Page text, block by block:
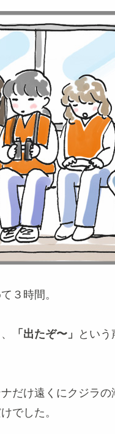
３時間。
「出たぞ〜」
とい
だけ遠くにクジラ
でした。